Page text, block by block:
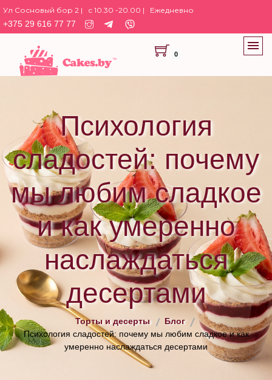
Ул Сосновый бор 2 | с 10.30 -20.00 | Ежедневно
+375 29 616 77 77
0
Психология
сладостей: почему
мы любим сладкое
и как умеренно
наслаждаться
десертами
Торты и десерты
Блог
Психология сладостей: почему мы любим сладкое и как
умеренно наслаждаться десертами